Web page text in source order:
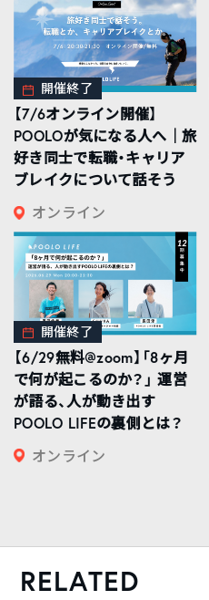
開催終了
【7/6オンライン開催】
POOLOが気になる人へ｜旅
好き同士で転職・キャリア
ブレイクについて話そう
オンライン
開催終了
【6/29無料@zoom】「8ヶ月
で何が起こるのか？」 運営
が語る、人が動き出す
POOLO LIFEの裏側とは？
オンライン
RELATED